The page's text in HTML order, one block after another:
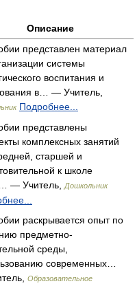
Описание
представлен материал
системы
воспитания и
в… — Учитель,
Подробнее...
представлены
комплексных занятий
старшей и
к школе
— Учитель,
Дошкольник
раскрывается опыт по
предметно-
среды,
современных…
Образовательное